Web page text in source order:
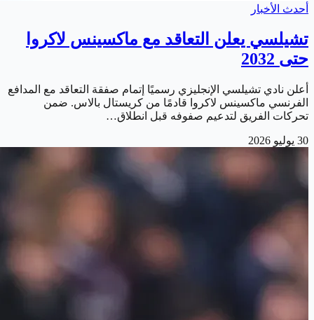
أحدث الأخبار
تشيلسي يعلن التعاقد مع ماكسينس لاكروا
حتى 2032
أعلن نادي تشيلسي الإنجليزي رسميًا إتمام صفقة التعاقد مع المدافع
الفرنسي ماكسينس لاكروا قادمًا من كريستال بالاس. ضمن
تحركات الفريق لتدعيم صفوفه قبل انطلاق…
30 يوليو 2026